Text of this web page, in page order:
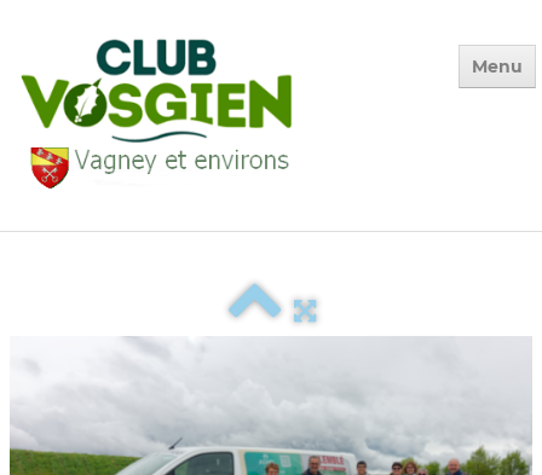
Menu
Qui sommes-nous ?
Photos des Sorties
La Vie du Club
Environnement▼